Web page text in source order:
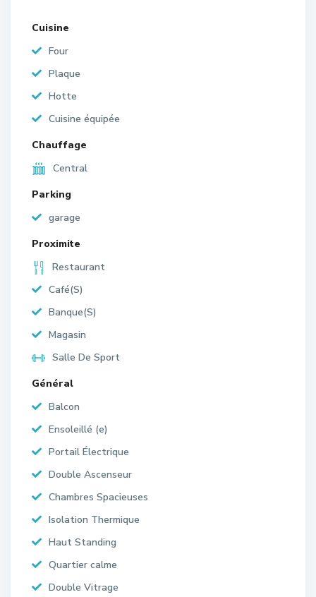
Cuisine
Four
Plaque
Hotte
Cuisine équipée
Chauffage
Central
Parking
garage
Proximite
Restaurant
Café(S)
Banque(S)
Magasin
Salle De Sport
Général
Balcon
Ensoleillé (e)
Portail Électrique
Double Ascenseur
Chambres Spacieuses
Isolation Thermique
Haut Standing
Quartier calme
Double Vitrage